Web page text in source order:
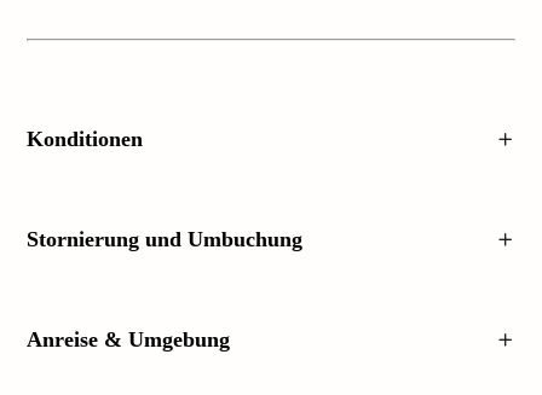
Konditionen
Stornierung und Umbuchung
Anreise & Umgebung